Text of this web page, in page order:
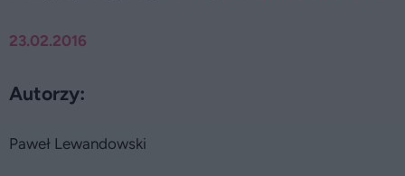
23.02.2016
Autorzy:
Paweł Lewandowski